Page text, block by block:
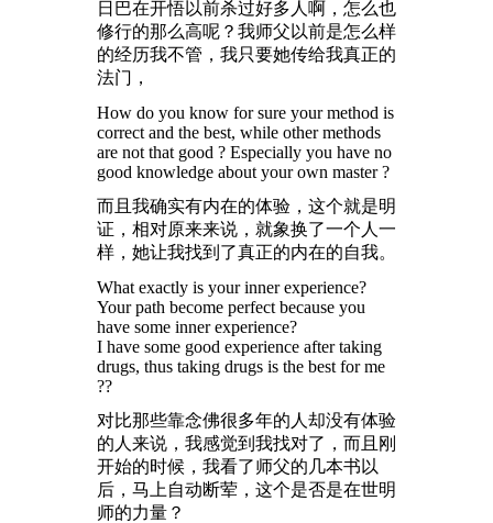
日巴在开悟以前杀过好多人啊，怎么也
修行的那么高呢？我师父以前是怎么样
的经历我不管，我只要她传给我真正的
法门，
How do you know for sure your method is
correct and the best, while other methods
are not that good ? Especially you have no
good knowledge about your own master ?
而且我确实有内在的体验，这个就是明
证，相对原来来说，就象换了一个人一
样，她让我找到了真正的内在的自我。
What exactly is your inner experience?
Your path become perfect because you
have some inner experience?
I have some good experience after taking
drugs, thus taking drugs is the best for me
??
对比那些靠念佛很多年的人却没有体验
的人来说，我感觉到我找对了，而且刚
开始的时候，我看了师父的几本书以
后，马上自动断荤，这个是否是在世明
师的力量？